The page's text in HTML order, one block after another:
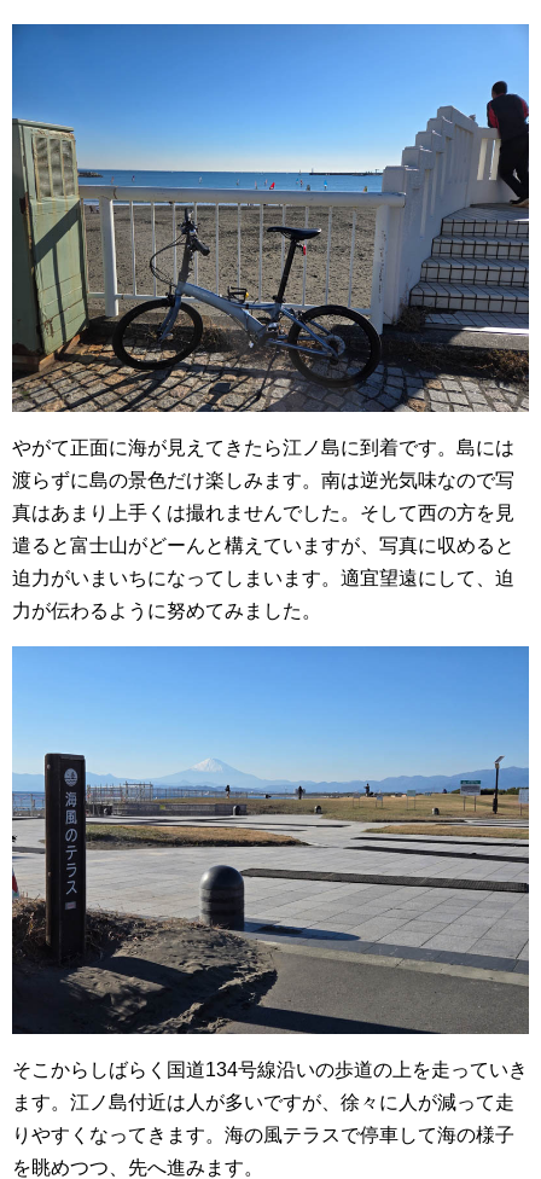
やがて正面に海が見えてきたら江ノ島に到着です。島には
渡らずに島の景色だけ楽しみます。南は逆光気味なので写
真はあまり上手くは撮れませんでした。そして西の方を見
遣ると富士山がどーんと構えていますが、写真に収めると
迫力がいまいちになってしまいます。適宜望遠にして、迫
力が伝わるように努めてみました。
そこからしばらく国道134号線沿いの歩道の上を走っていき
ます。江ノ島付近は人が多いですが、徐々に人が減って走
りやすくなってきます。海の風テラスで停車して海の様子
を眺めつつ、先へ進みます。